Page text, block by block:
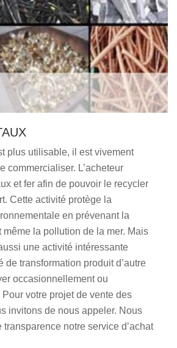
plus utilisable, il est vivement
commercialiser. L’acheteur
et fer afin de pouvoir le recycler
Cette activité protège la
en prévenant la
même la pollution de la mer. Mais
une activité intéressante
de transformation produit d’autre
occasionnellement ou
votre projet de vente des
invitons de nous appeler. Nous
transparence notre service d’achat